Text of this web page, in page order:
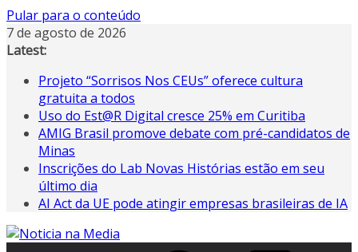
Pular para o conteúdo
7 de agosto de 2026
Latest:
Projeto “Sorrisos Nos CEUs” oferece cultura
gratuita a todos
Uso do Est@R Digital cresce 25% em Curitiba
AMIG Brasil promove debate com pré-candidatos de
Minas
Inscrições do Lab Novas Histórias estão em seu
último dia
AI Act da UE pode atingir empresas brasileiras de IA